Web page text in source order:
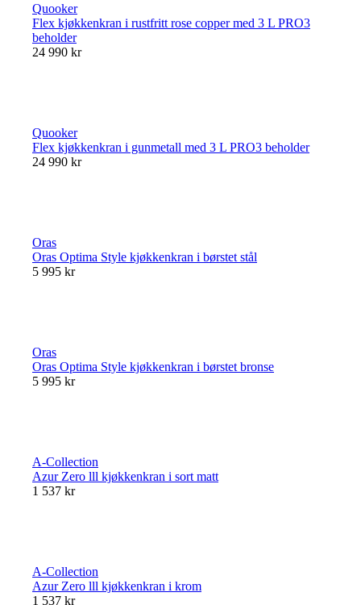
Quooker
Flex kjøkkenkran i rustfritt rose copper med 3 L PRO3
beholder
24 990 kr
Quooker
Flex kjøkkenkran i gunmetall med 3 L PRO3 beholder
24 990 kr
Oras
Oras Optima Style kjøkkenkran i børstet stål
5 995 kr
Oras
Oras Optima Style kjøkkenkran i børstet bronse
5 995 kr
A-Collection
Azur Zero lll kjøkkenkran i sort matt
1 537 kr
A-Collection
Azur Zero lll kjøkkenkran i krom
1 537 kr